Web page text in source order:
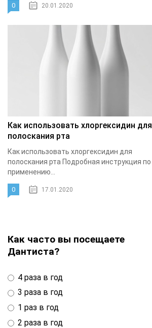
0 20.01.2020
Как использовать хлоргексидин для
полоскания рта
Как использовать хлоргексидин для
полоскания рта Подробная инструкция по
применению...
0 17.01.2020
Как часто вы посещаете
Дантиста?
4 раза в год
3 раза в год
1 раз в год
2 раза в год